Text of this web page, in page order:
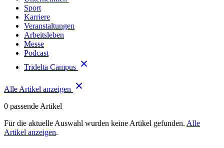
Sport
Karriere
Veranstaltungen
Arbeitsleben
Messe
Podcast
Tridelta Campus
Alle Artikel anzeigen
0 passende Artikel
Für die aktuelle Auswahl wurden keine Artikel gefunden. Alle
Artikel anzeigen.